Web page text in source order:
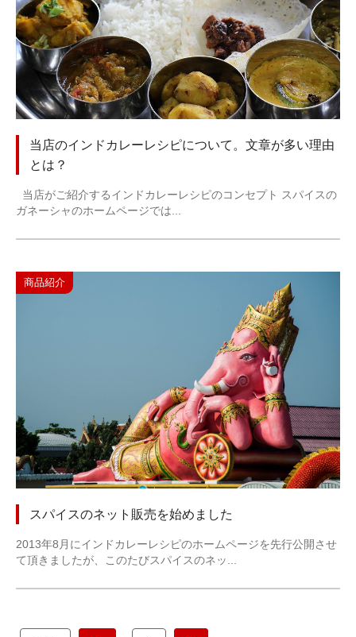
当店のインドカレーレシピについて。文章が多い理由
とは？
当店がご紹介するインドカレーレシピのコンセプト スパイスの
ガネーシャのホームページでは...
商品紹介
スパイスのネット販売を始めました
2013年8月にインドカレーレシピのホームページを先行公開させ
て頂きましたが、このたびスパイスのネッ...